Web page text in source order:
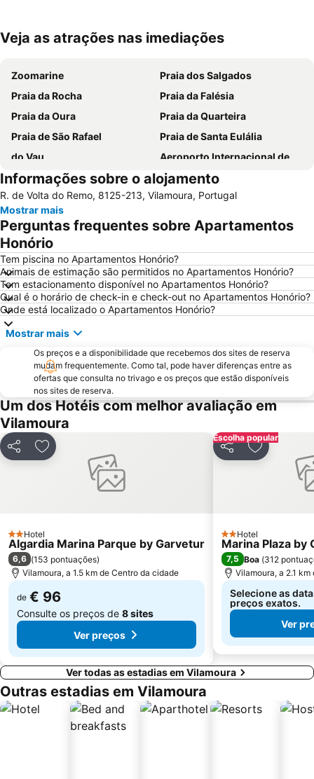
Ampliar mapa
Veja as atrações nas imediações
Zoomarine
Praia dos Salgados
Praia da Rocha
Praia da Falésia
Praia da Oura
Praia da Quarteira
Praia de São Rafael
Praia de Santa Eulália
do Vau
Aeroporto Internacional de Faro - Gago Coutinho
Praia da Galé
slide & splash
Praia dos Pescadores
Autodrómo Internacional Algarve
Vilamoura Marina
Praia da Ilha da Armona
Balaia Golf Village
Praia do Barril
de Armação de Pera
Meia Praia
Aldeia das Açoteias
Montechoro
Fuseta(Mar) Beach
De Vilamoura
Olhos de Água
Marina de Portimão
Praia do Carvoeiro
Inatel Beach
Marina de Albufeira
AlgarveShopping
Praia da Ilha do Farol
Do Alvor
Ferreiras
Prainha
Areias de São João
Praia de Três Irmãos
Praia do Ancão
Vale De Parra
Galé Leste
Quinta da Balaia
Estação de Caminhos de Ferro de Faro
Informações sobre o alojamento
R. de Volta do Remo, 8125-213, Vilamoura, Portugal
Mostrar mais
Perguntas frequentes sobre Apartamentos
Honório
Tem piscina no Apartamentos Honório?
Animais de estimação são permitidos no Apartamentos Honório?
Tem estacionamento disponível no Apartamentos Honório?
Qual é o horário de check-in e check-out no Apartamentos Honório?
Onde está localizado o Apartamentos Honório?
Mostrar mais
Os preços e a disponibilidade que recebemos dos sites de reserva
mudam frequentemente. Como tal, pode haver diferenças entre as
ofertas que consulta no trivago e os preços que estão disponíveis
nos sites de reserva.
Um dos Hotéis com melhor avaliação em
Vilamoura
PartilharAdicionar aos favoritos
2 Estrelas
Hotel
Algardia Marina Parque by Garvetur
6,6 (153 pontuações)
Vilamoura, a 1.5 km de Centro da cidade
de € 96
Consulte os preços de 8 sites
Ver preços
Escolha popular
PartilharAdicionar
2 Estrelas
Hotel
Marina Plaza by
7,5 Boa (312
Vilamoura, a 2.1
Selecione as
preços exatos.
Ver
Ver todas as estadias em Vilamoura
Outras estadias em Vilamoura